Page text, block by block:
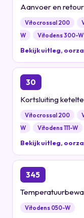
Aanvoer en
Vitocrossal 200
W
Vitodens 300-W
Bekijk uitleg,
30
Kortsluiting
Vitocrossal 200
W
Vitodens 111-W
Bekijk uitleg,
345
Vitodens 050-W